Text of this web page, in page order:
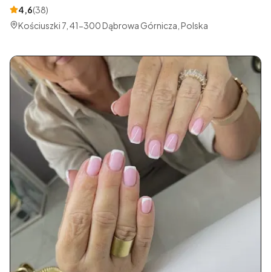
4,6(38)
Kościuszki 7, 41-300 Dąbrowa Górnicza, Polska